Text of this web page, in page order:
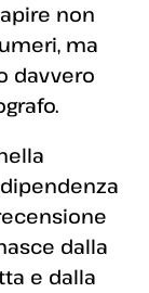
non
ma
davvero
dalla
e dalla